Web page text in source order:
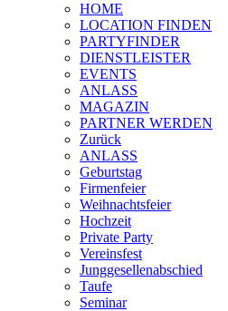
HOME
LOCATION FINDEN
PARTYFINDER
DIENSTLEISTER
EVENTS
ANLASS
MAGAZIN
PARTNER WERDEN
Zurück
ANLASS
Geburtstag
Firmenfeier
Weihnachtsfeier
Hochzeit
Private Party
Vereinsfest
Junggesellenabschied
Taufe
Seminar